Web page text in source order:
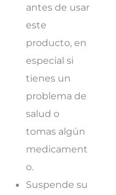
antes de usar
este
producto, en
especial si
tienes un
problema de
salud o
tomas algún
medicament
o.
Suspende su